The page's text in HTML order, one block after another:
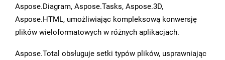
Aspose.Diagram, Aspose.Tasks, Aspose.3D,
Aspose.HTML, umożliwiając kompleksową konwersję
plików wieloformatowych w różnych aplikacjach.
Aspose.Total obsługuje setki typów plików, usprawniając